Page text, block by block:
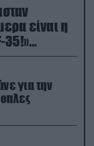
είναι η
35!»
για την